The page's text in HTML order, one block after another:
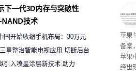
了
苹果
备案
苹果
经出
下一代3D内存与突破性
NAND技术
国开始收缩手机布局：30万元
达标门店 将被逐步清退
星整治智能电视应用 切断后台
宽的违规行为
引入喷墨涂层新技术 助力